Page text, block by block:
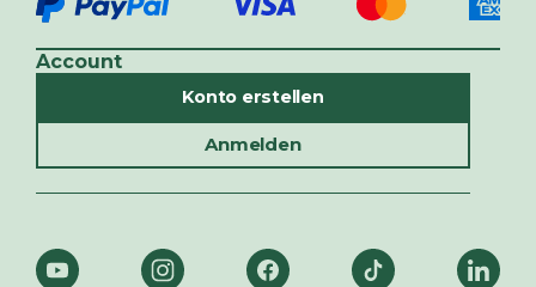
Account
Konto erstellen
Anmelden